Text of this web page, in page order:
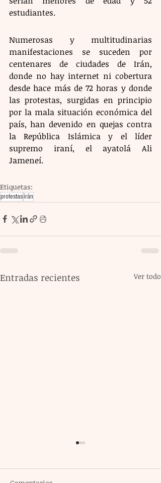
estudiantes.
Numerosas y multitudinarias
manifestaciones se suceden por
centenares de ciudades de Irán,
donde no hay internet ni cobertura
desde hace más de 72 horas y donde
las protestas, surgidas en principio
por la mala situación económica del
país, han devenido en quejas contra
la República Islámica y el líder
supremo iraní, el ayatolá Ali
Jameneí.
Etiquetas:
protestasirán
Entradas recientes Ver todo